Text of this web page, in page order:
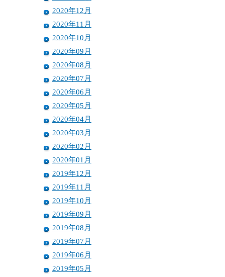
2020年12月
2020年11月
2020年10月
2020年09月
2020年08月
2020年07月
2020年06月
2020年05月
2020年04月
2020年03月
2020年02月
2020年01月
2019年12月
2019年11月
2019年10月
2019年09月
2019年08月
2019年07月
2019年06月
2019年05月